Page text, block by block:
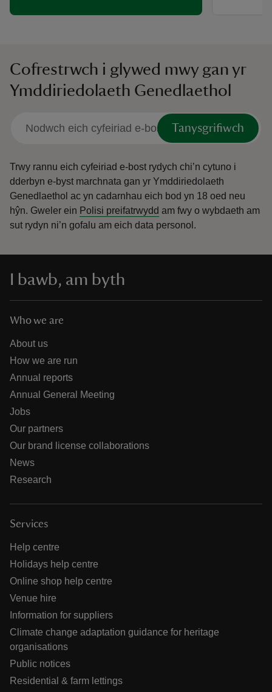
Cofrestrwch i glywed mwy gan yr
Ymddiriedolaeth Genedlaethol
Tanysgrifiwch
Trwy rannu eich cyfeiriad e-bost rydych chi’n cytuno i
dderbyn e-byst marchnata gan yr Ymddiriedolaeth
Genedlaethol ac yn cadarnhau eich bod yn 18 oed neu
hŷn. Gweler ein Polisi preifatrwydd am fwy o wybdaeth am
sut rydyn ni’n gofalu am eich data personol.
I bawb, am byth
Who we are
About us
How we are run
Annual reports
Annual General Meeting
Jobs
Our partners
Our brand license collaborations
News
Research
Services
Help centre
Holidays help centre
Online shop help centre
Venue hire
Information for suppliers
Climate change adaptation guidance for heritage
organisations
Public notices
Residential & farm lettings